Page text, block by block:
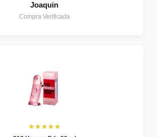
Joaquin
Compra Verificada
★★★★★